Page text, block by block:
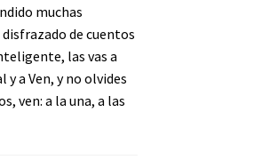
muchas
de cuentos
las vas a
a Ven, y no olvides
ven: a la una, a las